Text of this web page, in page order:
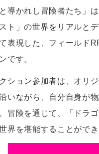
導かれし冒険者たち」
ト」の世界をリアルと
表現した、フィールド
です。
ション参加者は、オリ
いながら、自分自身が
冒険を通じて、「ドラ
界を堪能することができ